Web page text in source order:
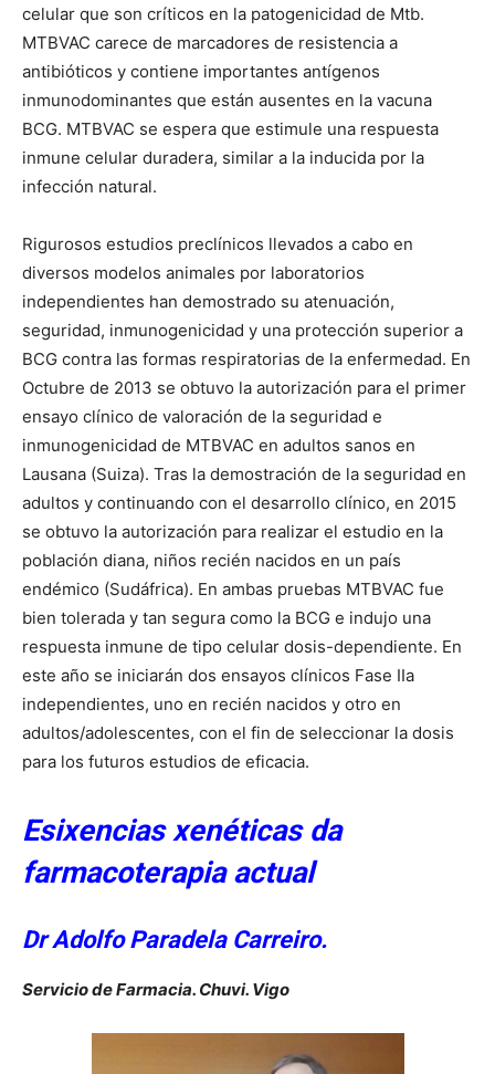
celular que son críticos en la patogenicidad de Mtb.
MTBVAC carece de marcadores de resistencia a
antibióticos y contiene importantes antígenos
inmunodominantes que están ausentes en la vacuna
BCG. MTBVAC se espera que estimule una respuesta
inmune celular duradera, similar a la inducida por la
infección natural.
Rigurosos estudios preclínicos llevados a cabo en
diversos modelos animales por laboratorios
independientes han demostrado su atenuación,
seguridad, inmunogenicidad y una protección superior a
BCG contra las formas respiratorias de la enfermedad. En
Octubre de 2013 se obtuvo la autorización para el primer
ensayo clínico de valoración de la seguridad e
inmunogenicidad de MTBVAC en adultos sanos en
Lausana (Suiza). Tras la demostración de la seguridad en
adultos y continuando con el desarrollo clínico, en 2015
se obtuvo la autorización para realizar el estudio en la
población diana, niños recién nacidos en un país
endémico (Sudáfrica). En ambas pruebas MTBVAC fue
bien tolerada y tan segura como la BCG e indujo una
respuesta inmune de tipo celular dosis-dependiente. En
este año se iniciarán dos ensayos clínicos Fase IIa
independientes, uno en recién nacidos y otro en
adultos/adolescentes, con el fin de seleccionar la dosis
para los futuros estudios de eficacia.
Esixencias xenéticas da
farmacoterapia actual
Dr Adolfo Paradela Carreiro.
Servicio de Farmacia. Chuvi. Vigo